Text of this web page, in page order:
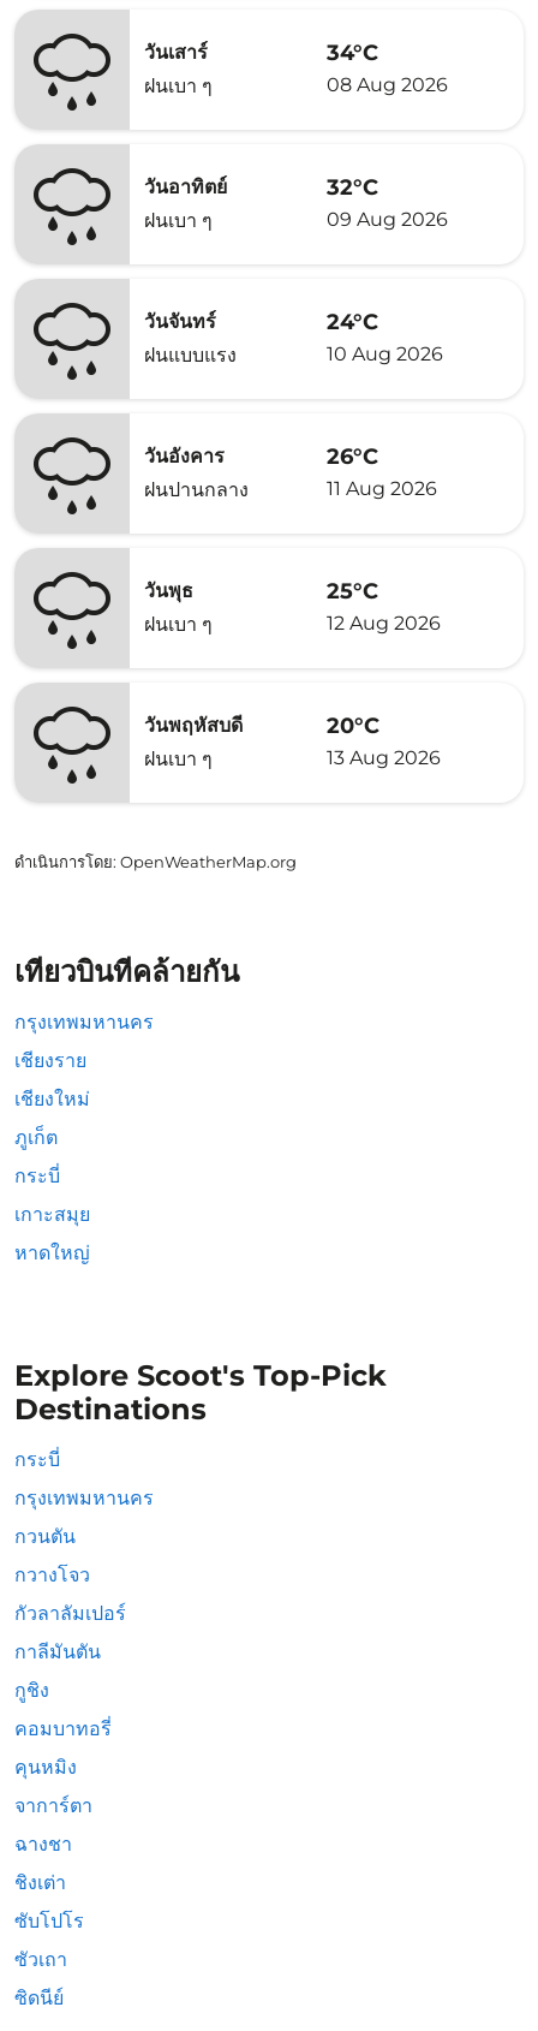
วันเสาร์
ฝนเบา ๆ
34°C
08 Aug 2026
วันอาทิตย์
ฝนเบา ๆ
32°C
09 Aug 2026
วันจันทร์
ฝนแบบแรง
24°C
10 Aug 2026
วันอังคาร
ฝนปานกลาง
26°C
11 Aug 2026
วันพุธ
ฝนเบา ๆ
25°C
12 Aug 2026
วันพฤหัสบดี
ฝนเบา ๆ
20°C
13 Aug 2026
ดำเนินการโดย: OpenWeatherMap.org
เที่ยวบินที่คล้ายกัน
กรุงเทพมหานคร
เชียงราย
เชียงใหม่
ภูเก็ต
กระบี่
เกาะสมุย
หาดใหญ่
Explore Scoot's Top-Pick
Destinations
กระบี่
กรุงเทพมหานคร
กวนตัน
กวางโจว
กัวลาลัมเปอร์
กาลีมันตัน
กูชิง
คอมบาทอรี่
คุนหมิง
จาการ์ตา
ฉางชา
ชิงเต่า
ซับโปโร
ซัวเถา
ซิดนีย์